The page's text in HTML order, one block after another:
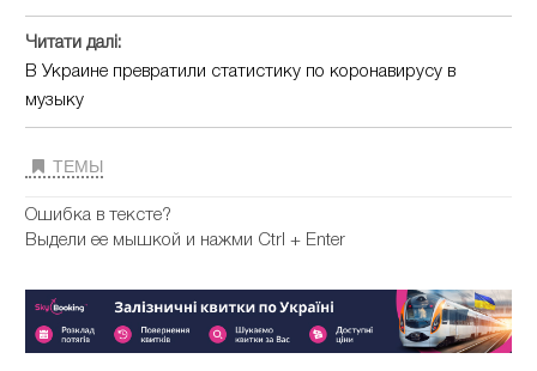
Читати далі:
В Украине превратили статистику по коронавирусу в
музыку
ТЕМЫ
Ошибка в тексте?
Выдели ее мышкой и нажми Ctrl + Enter